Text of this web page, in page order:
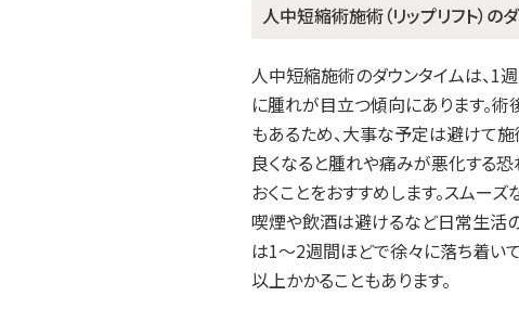
人中短縮術施術（リップリフト）の
人中短縮施術のダウンタイムは、1
に腫れが目立つ傾向にあります。
もあるため、大事な予定は避けて
良くなると腫れや痛みが悪化する
おくことをおすすめします。スムー
喫煙や飲酒は避けるなど日常生活
は1～2週間ほどで徐々に落ち着い
以上かかることもあります。